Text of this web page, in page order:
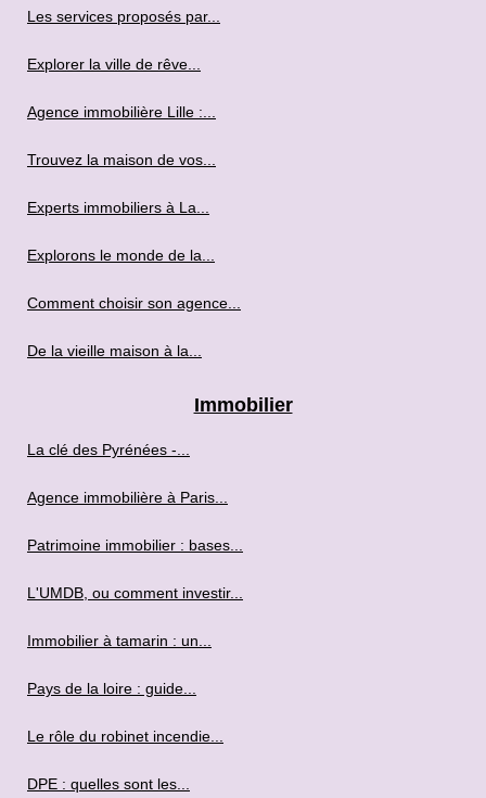
Les services proposés par...
Explorer la ville de rêve...
Agence immobilière Lille :...
Trouvez la maison de vos...
Experts immobiliers à La...
Explorons le monde de la...
Comment choisir son agence...
De la vieille maison à la...
Immobilier
La clé des Pyrénées -...
Agence immobilière à Paris...
Patrimoine immobilier : bases...
L'UMDB, ou comment investir...
Immobilier à tamarin : un...
Pays de la loire : guide...
Le rôle du robinet incendie...
DPE : quelles sont les...